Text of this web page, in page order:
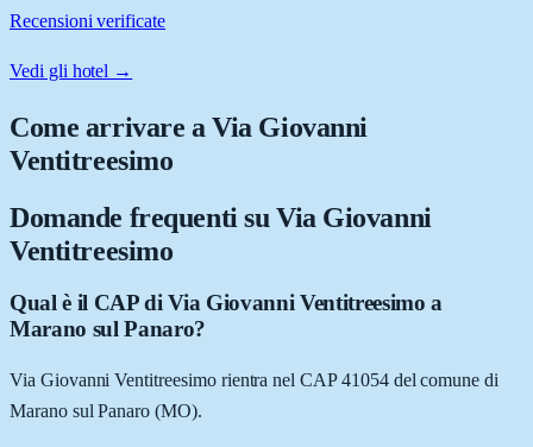
Recensioni verificate
Vedi gli hotel →
Come arrivare aVia Giovanni
Ventitreesimo
Domande frequenti su Via Giovanni
Ventitreesimo
Qual è il CAP di Via Giovanni Ventitreesimo a
Marano sul Panaro?
Via Giovanni Ventitreesimo rientra nel CAP 41054 del comune di
Marano sul Panaro (MO).